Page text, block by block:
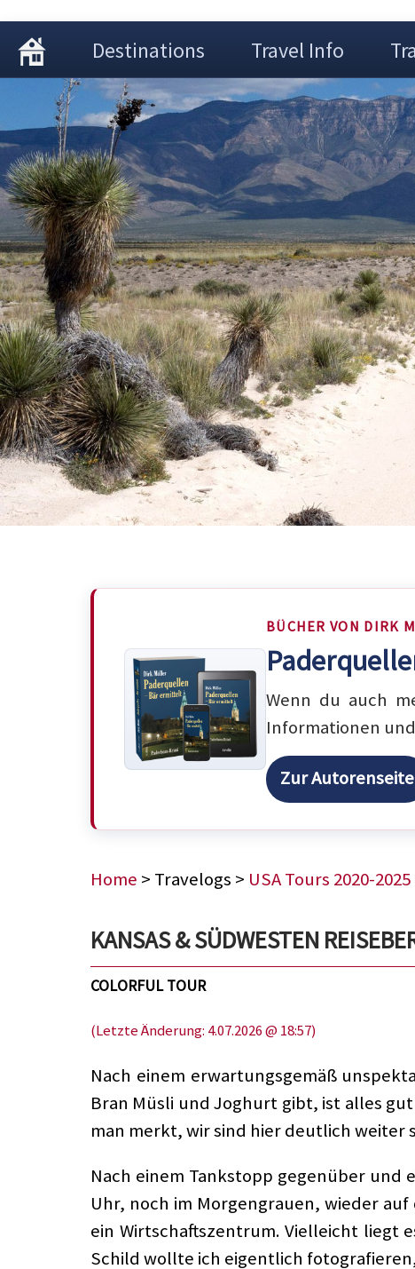
Destinations Travel Info
BÜCHER VON DIRK
Wenn du auch
Informationen
Zur Autorenseite
Home > Travelogs > USA Tours 2020-2025
KANSAS & SÜDWESTEN
COLORFUL TOUR
(Letzte Änderung: 4.07.2026 @ 18:57)
Nach einem erwartungsgemäß
Bran Müsli und Joghurt gibt, ist alles
man merkt, wir sind hier deutlich weiter
Nach einem Tankstopp gegenüber und
Uhr, noch im Morgengrauen, wieder
ein Wirtschaftszentrum. Vielleicht liegt
Schild wollte ich eigentlich